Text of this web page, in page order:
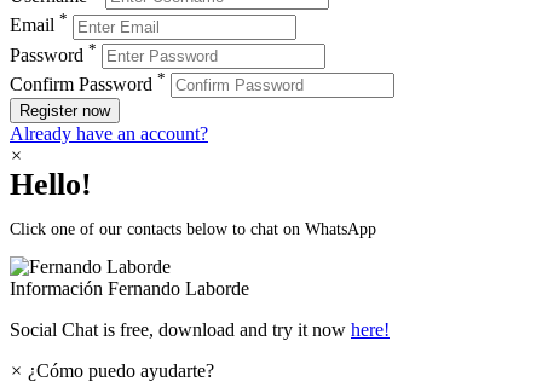
Email *
Password *
Confirm Password *
Register now
Already have an account?
×
Hello!
Click one of our contacts below to chat on WhatsApp
Información Fernando Laborde
Social Chat is free, download and try it now here!
× ¿Cómo puedo ayudarte?